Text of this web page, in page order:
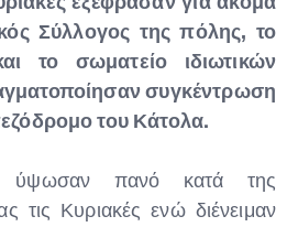
Σύλλογος της πόλης, το
το σωματείο ιδιωτικών
συγκέντρωση
του Κάτολα.
ύψωσαν πανό κατά της
τις Κυριακές ενώ διένειμαν